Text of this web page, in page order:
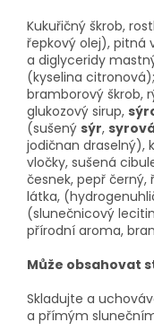
Kukuřičný škrob,
řepkový olej), pitná
a diglyceridy
(kyselina
bramborový škrob,
glukozový sirup,
(sušený sýr,
jodičnan draselný),
vločky, sušená
česnek, pepř
látka,
(slunečnicový
přírodní aroma,
Může obsahovat
Skladujte a
a přímým